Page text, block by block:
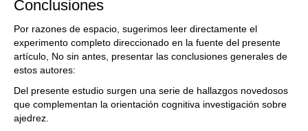
Conclusiones
Por razones de espacio, sugerimos leer directamente el
experimento completo direccionado en la fuente del presente
artículo, No sin antes, presentar las conclusiones generales de
estos autores:
Del presente estudio surgen una serie de hallazgos novedosos
que complementan la orientación cognitiva investigación sobre
ajedrez.